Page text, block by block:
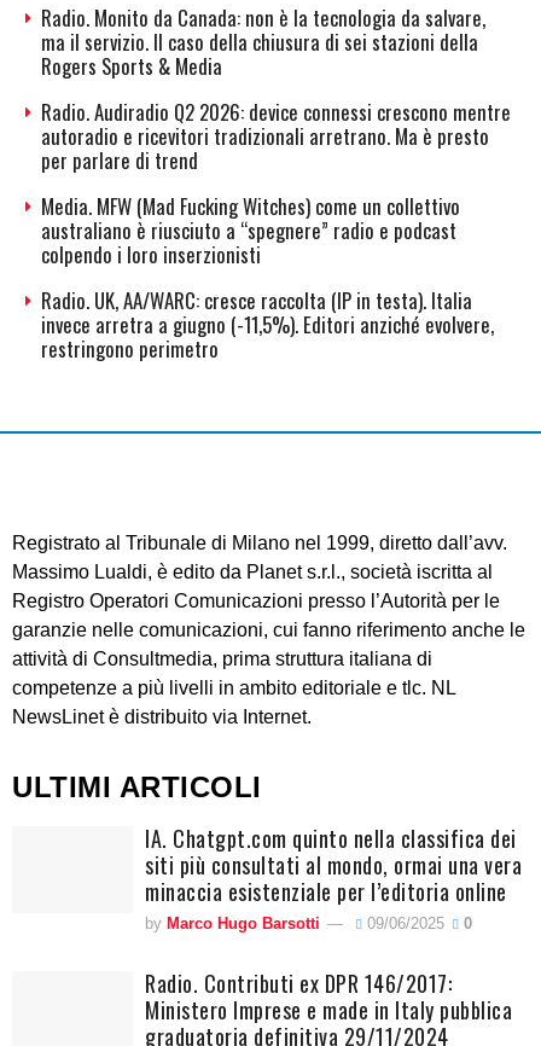
Radio. Monito da Canada: non è la tecnologia da salvare,
ma il servizio. Il caso della chiusura di sei stazioni della
Rogers Sports & Media
Radio. Audiradio Q2 2026: device connessi crescono mentre
autoradio e ricevitori tradizionali arretrano. Ma è presto
per parlare di trend
Media. MFW (Mad Fucking Witches) come un collettivo
australiano è riusciuto a “spegnere” radio e podcast
colpendo i loro inserzionisti
Radio. UK, AA/WARC: cresce raccolta (IP in testa). Italia
invece arretra a giugno (-11,5%). Editori anziché evolvere,
restringono perimetro
Registrato al Tribunale di Milano nel 1999, diretto dall’avv.
Massimo Lualdi, è edito da Planet s.r.l., società iscritta al
Registro Operatori Comunicazioni presso l’Autorità per le
garanzie nelle comunicazioni, cui fanno riferimento anche le
attività di Consultmedia, prima struttura italiana di
competenze a più livelli in ambito editoriale e tlc. NL
NewsLinet è distribuito via Internet.
ULTIMI ARTICOLI
IA. Chatgpt.com quinto nella classifica dei
siti più consultati al mondo, ormai una vera
minaccia esistenziale per l’editoria online
by Marco Hugo Barsotti 09/06/2025 0
Radio. Contributi ex DPR 146/2017:
Ministero Imprese e made in Italy pubblica
graduatoria definitiva 29/11/2024